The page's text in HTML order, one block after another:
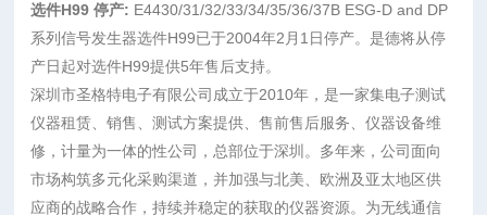
选件H99 停产: E4430/31/32/33/34/35/36/37B ESG-D and DP
系列信号发生器选件H99已于2004年2月1日停产。是德将从停
产日起对选件H99提供5年售后支持。
深圳市圣格特电子有限公司成立于2010年，是一家集电子测试
仪器租赁、销售、测试方案提供、售前售后服务、仪器设备维
修，计量为一体的性公司，总部位于深圳。多年来，公司面向
市场构筑多元化采购渠道，并加强与北美、欧洲及亚太地区供
应商的战略合作，持续并稳定的获取的仪器资源。为无线通信